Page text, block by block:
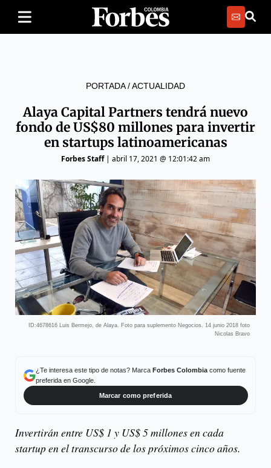
PORTADA/ACTUALIDAD
Alaya Capital Partners tendrá nuevo
fondo de US$80 millones para invertir
en startups latinoamericanas
Forbes Staff| abril 17, 2021 @ 12:01:42 am
ID:4678616 Luis Bermejo, de Alaya. Foto para suplemento Negocios. 14 junio 2018 foto
Nicolas Bravo
¿Te interesa este tipo de notas? Marca Forbes Colombiacomo fuente
preferida en Google.
Marcar como preferida
Invertirán entre US$ 1 y US$ 5 millones en cada
startup en el transcurso de los próximos cinco años.